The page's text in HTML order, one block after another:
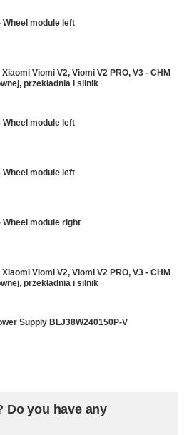
Wheel module left
Viomi V2, Viomi V2 PRO, V3 - CHM
przekładnia i silnik
Wheel module left
Wheel module left
Wheel module right
Viomi V2, Viomi V2 PRO, V3 - CHM
przekładnia i silnik
Supply BLJ38W240150P-V
Do you have any